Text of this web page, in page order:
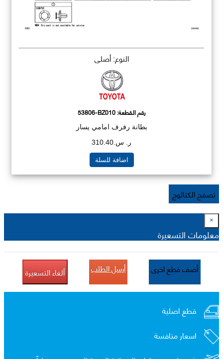
النوع: أصلي
رقم القطعة:53806-BZ010
بطانة رفرف امامي يسار
ر. س.310.40
اضافة للسلة
تصفح الكتالوج
×
معلومات التسعيرة
أضف قطع اخرى أرسل الطلب ألغاء التسعيرة
قطع اصلية
اسعار منافسة